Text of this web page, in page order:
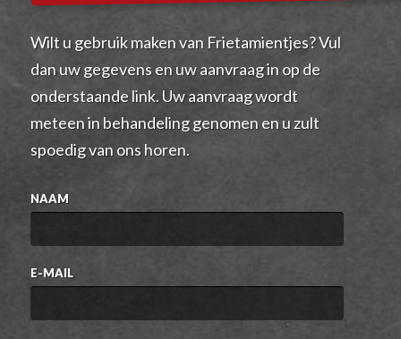
Wilt u gebruik maken van Frietamientjes? Vul
dan uw gegevens en uw aanvraag in op de
onderstaande link. Uw aanvraag wordt
meteen in behandeling genomen en u zult
spoedig van ons horen.
NAAM
E-MAIL